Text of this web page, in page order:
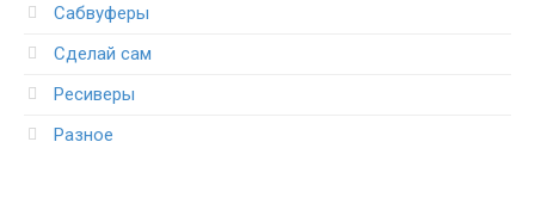
Сабвуферы
Сделай сам
Ресиверы
Разное